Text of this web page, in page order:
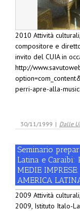
2010 Attività
compositore e
invito del CUIA in
http://
perri-apre-alla-
30/11/1999 | Dalle
Seminario
Latina e Caraibi:
MEDIE
AMERICA
2009 Attività
2009, Istituto Italo-